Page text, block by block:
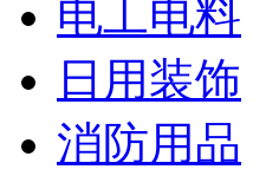
电工电料
日用装饰
消防用品